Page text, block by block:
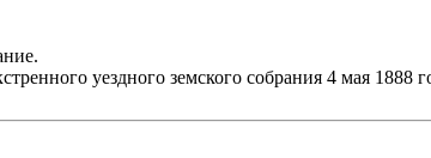
уездного земского собрания 4 мая